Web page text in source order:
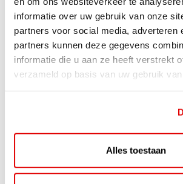
informatie over uw gebruik van onze
partners voor social media, adverteren
partners kunnen deze gegevens
informatie die u aan ze heeft verstrekt
verzameld op basis van uw gebruik
Alles toestaan
AVIA VOLT en Fletcher
landelijke uitrol van DC-
snellaadinfrastructuur
AVIA VOLT en Fletcher Hotels
van DC-snellaadinfrastructuur AVIA